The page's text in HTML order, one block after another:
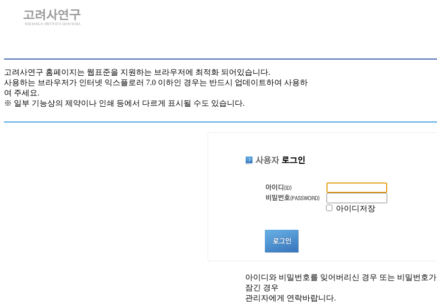
고려사연구 홈페이지는 웹표준을 지원하는 브라우저에 최적화 되어있습니다.
사용하는 브라우저가 인터넷 익스플로러 7.0 이하인 경우는 반드시 업데이트하여 사용하
여 주세요.
※ 일부 기능상의 제약이나 인쇄 등에서 다르게 표시될 수도 있습니다.
아이디저장
아이디와 비밀번호를 잊어버리신 경우 또는 비밀번호가
잠긴 경우
관리자에게 연락바랍니다.